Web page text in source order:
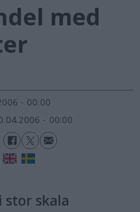
med
- 00:00
- 00:00
stor skala